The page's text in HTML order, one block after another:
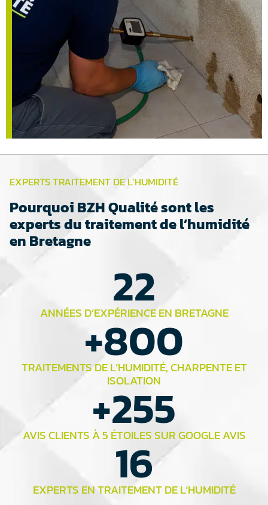
EXPERTS TRAITEMENT DE L’HUMIDITÉ
Pourquoi BZH Qualité sont les
experts du traitement de l’humidité
en Bretagne
ANNÉES D’EXPÉRIENCE EN BRETAGNE
22
TRAITEMENTS DE L’HUMIDITÉ, CHARPENTE ET
ISOLATION
+800
AVIS CLIENTS À 5 ÉTOILES SUR GOOGLE AVIS
+255
EXPERTS EN TRAITEMENT DE L’HUMIDITÉ
16